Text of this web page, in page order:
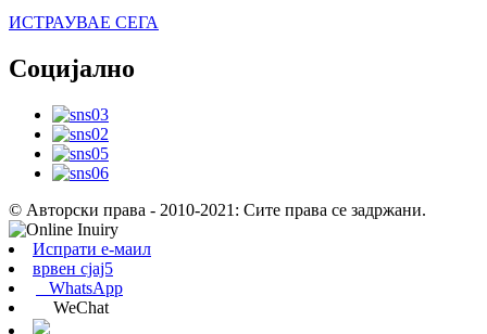
ИСТРАУВАЕ СЕГА
Социјално
© Авторски права - 2010-2021: Сите права се задржани.
Испрати е-маил
врвен сјај5
WhatsApp
WeChat